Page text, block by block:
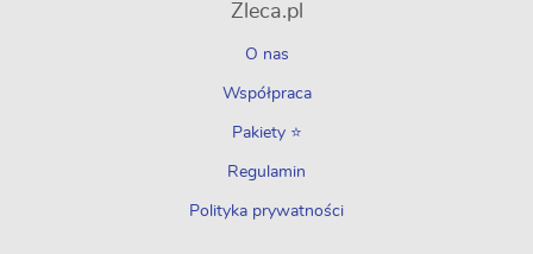
Zleca.pl
O nas
Współpraca
Pakiety ⭐
Regulamin
Polityka prywatności